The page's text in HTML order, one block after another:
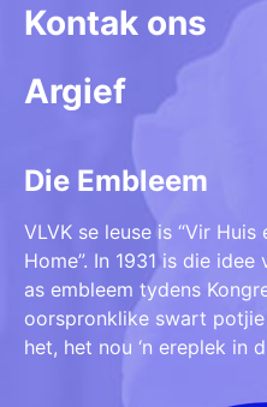
Kontak ons
Argief
Die Embleem
VLVK se leuse is “Vir
Home”. In 1931 is die
as embleem tydens
oorspronklike swart
het, het nou ‘n ereplek in